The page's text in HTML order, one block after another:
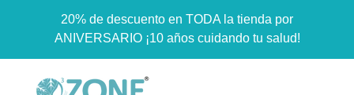
Dummy products title
Surat, Gujarat
directamente
contenido
20% de descuento en TODA la tienda por
ANIVERSARIO ¡10 años cuidando tu salud!